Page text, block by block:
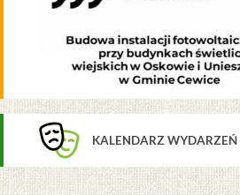
KALENDARZ WYDARZEŃ